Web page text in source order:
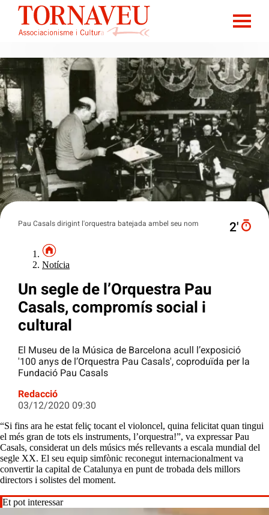
Pau Casals dirigint l'orquestra batejada ambel seu nom 2′
Notícia
Un segle de l’Orquestra Pau
Casals, compromís social i
cultural
El Museu de la Música de Barcelona acull l’exposició
'100 anys de l’Orquestra Pau Casals', coproduïda per la
Fundació Pau Casals
Redacció
03/12/2020 09:30
“Si fins ara he estat feliç tocant el violoncel, quina felicitat quan tingui
el més gran de tots els instruments, l’orquestra!”, va expressar Pau
Casals, considerat un dels músics més rellevants a escala mundial del
segle XX. El seu equip simfònic reconegut internacionalment va
convertir la capital de Catalunya en punt de trobada dels millors
directors i solistes del moment.
Et pot interessar